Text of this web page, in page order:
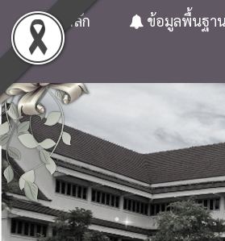
หน้าหลัก ข้อมูลพื้นฐา